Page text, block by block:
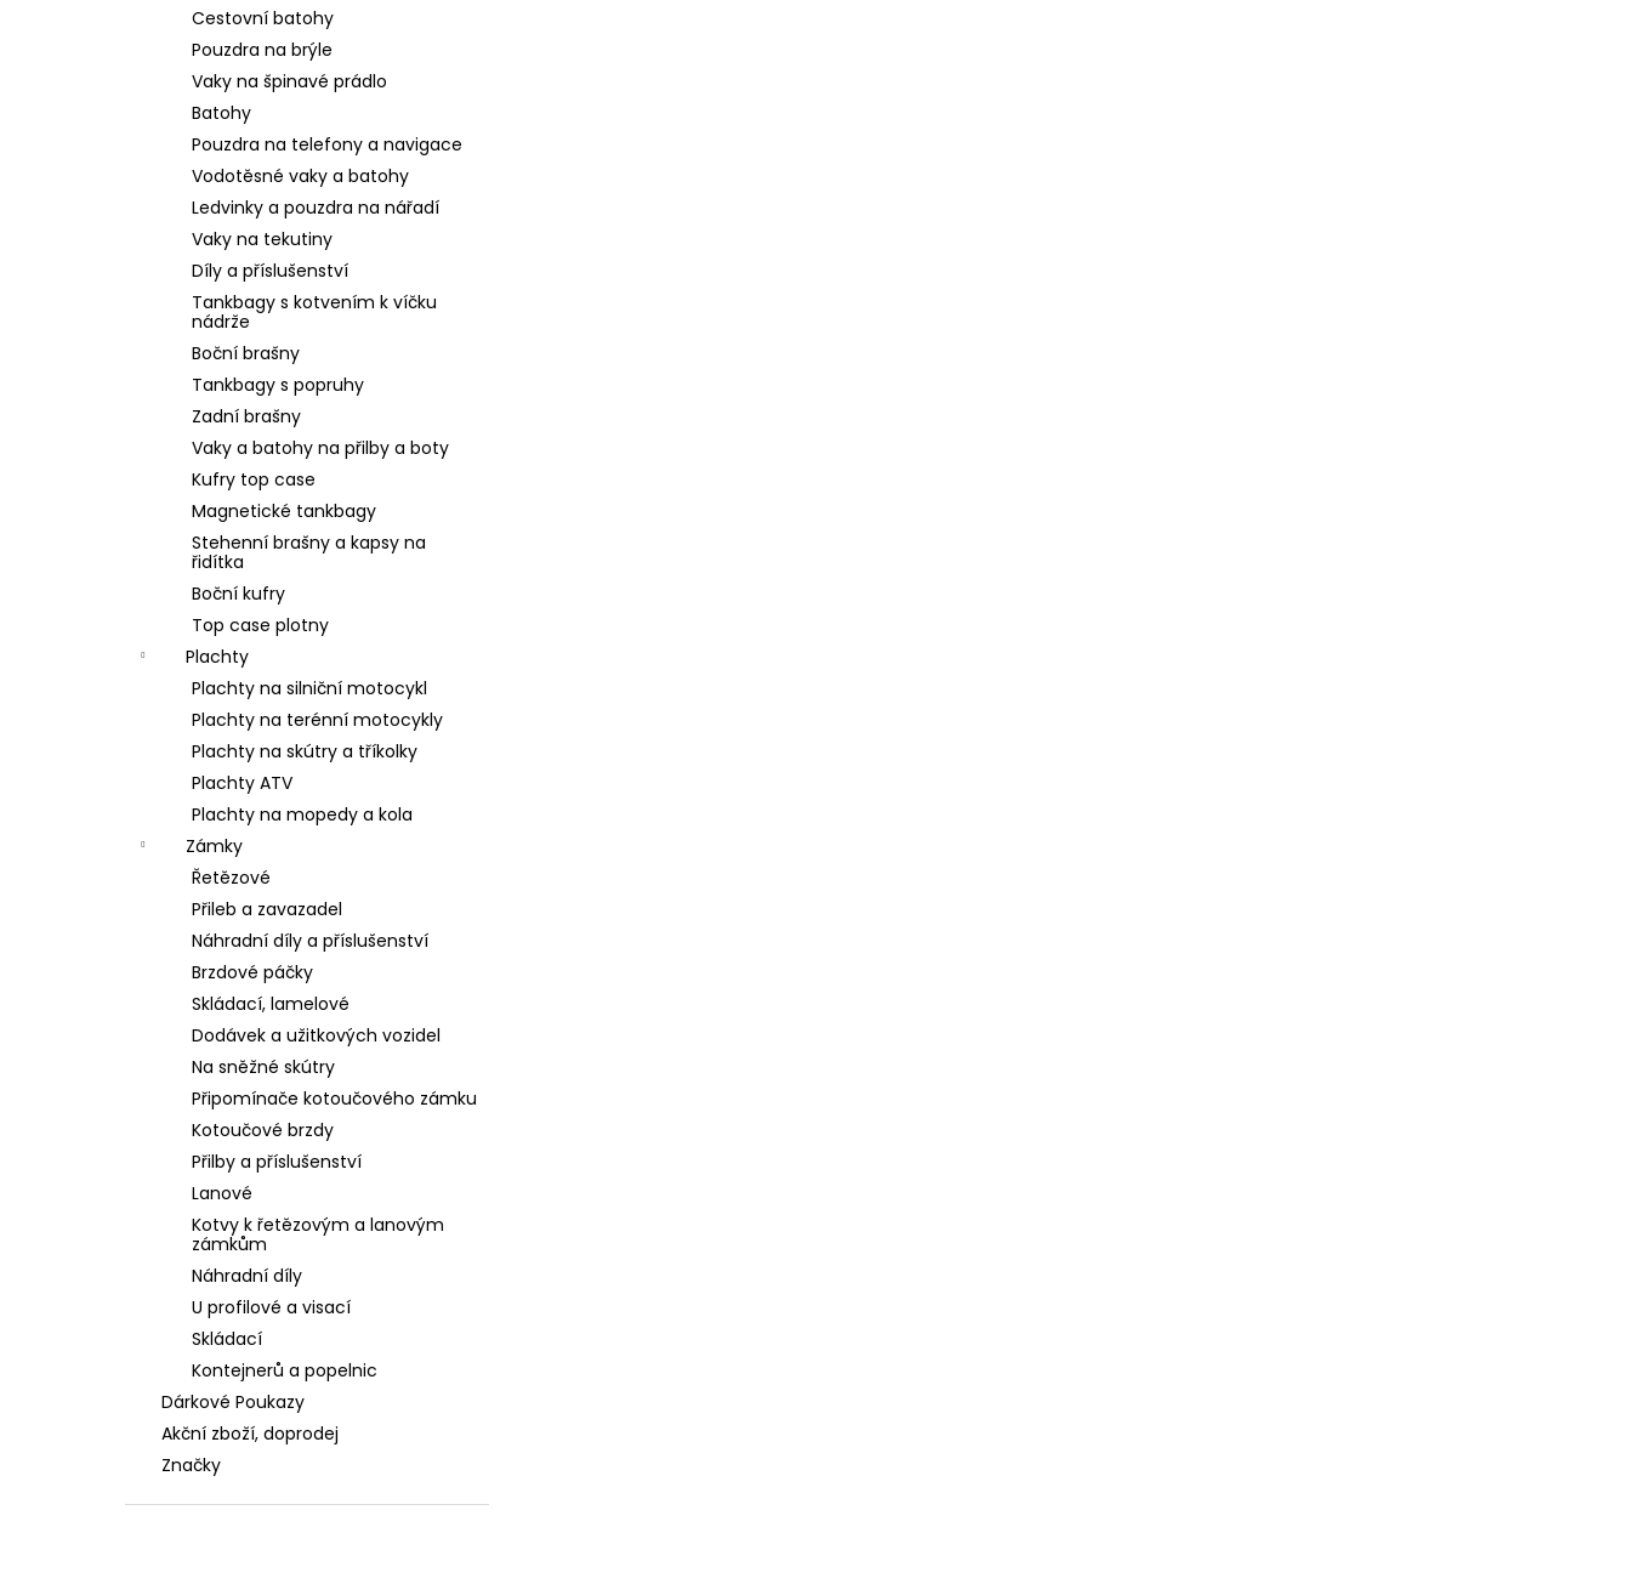
Cestovní batohy
Pouzdra na brýle
Vaky na špinavé prádlo
Batohy
Pouzdra na telefony a navigace
Vodotěsné vaky a batohy
Ledvinky a pouzdra na nářadí
Vaky na tekutiny
Díly a příslušenství
Tankbagy s kotvením k víčku
nádrže
Boční brašny
Tankbagy s popruhy
Zadní brašny
Vaky a batohy na přilby a boty
Kufry top case
Magnetické tankbagy
Stehenní brašny a kapsy na
řidítka
Boční kufry
Top case plotny
Plachty
Plachty na silniční motocykl
Plachty na terénní motocykly
Plachty na skútry a tříkolky
Plachty ATV
Plachty na mopedy a kola
Zámky
Řetězové
Přileb a zavazadel
Náhradní díly a příslušenství
Brzdové páčky
Skládací, lamelové
Dodávek a užitkových vozidel
Na sněžné skútry
Připomínače kotoučového zámku
Kotoučové brzdy
Přilby a příslušenství
Lanové
Kotvy k řetězovým a lanovým
zámkům
Náhradní díly
U profilové a visací
Skládací
Kontejnerů a popelnic
Dárkové Poukazy
Akční zboží, doprodej
Značky